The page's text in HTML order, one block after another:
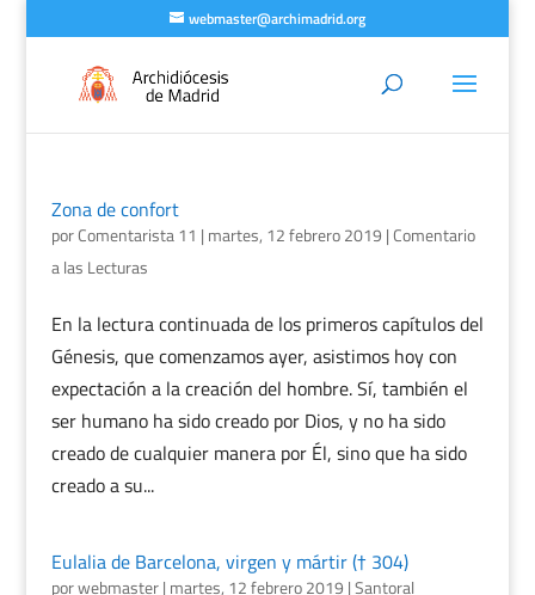
webmaster@archimadrid.org
Zona de confort
porComentarista 11 | martes, 12 febrero 2019 |Comentario
a las Lecturas
En la lectura continuada de los primeros capítulos del
Génesis, que comenzamos ayer, asistimos hoy con
expectación a la creación del hombre. Sí, también el
ser humano ha sido creado por Dios, y no ha sido
creado de cualquier manera por Él, sino que ha sido
creado a su...
Eulalia de Barcelona, virgen y mártir († 304)
porwebmaster| martes, 12 febrero 2019 |Santoral